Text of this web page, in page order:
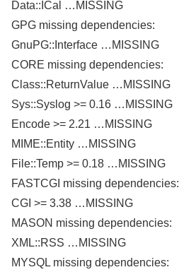
Data::ICal …MISSING
GPG missing dependencies:
GnuPG::Interface …MISSING
CORE missing dependencies:
Class::ReturnValue …MISSING
Sys::Syslog >= 0.16 …MISSING
Encode >= 2.21 …MISSING
MIME::Entity …MISSING
File::Temp >= 0.18 …MISSING
FASTCGI missing dependencies:
CGI >= 3.38 …MISSING
MASON missing dependencies:
XML::RSS …MISSING
MYSQL missing dependencies: